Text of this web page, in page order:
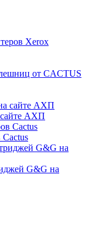
Xerox
от CACTUS
сайте АХП
G&G на